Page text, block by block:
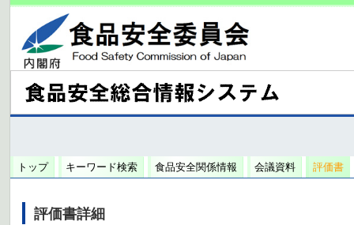
トップ キーワード検索 食品安全関係情報 会議資料 評価書
評価書詳細